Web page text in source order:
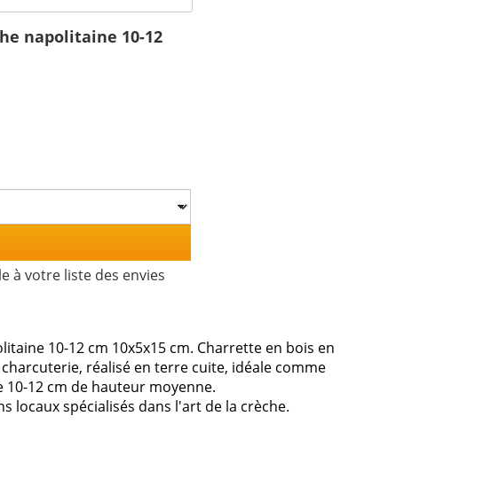
napolitaine 10-12
à votre liste des envies
10-12 cm 10x5x15 cm. Charrette en bois en
réalisé en terre cuite, idéale comme
12 cm de hauteur moyenne.
locaux spécialisés dans l'art de la crèche.